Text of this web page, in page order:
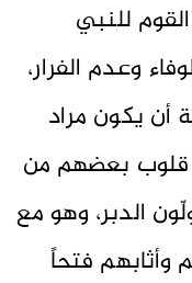
للنبي
وعدم الفرار،
أن يكون مراد
قلوب بعضهم من
الدبر، وهو مع
فتحاً